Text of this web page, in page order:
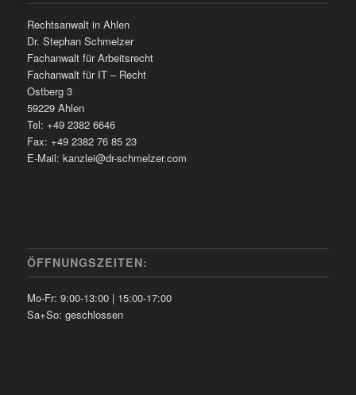
Rechtsanwalt in Ahlen
Dr. Stephan Schmelzer
Fachanwalt für Arbeitsrecht
Fachanwalt für IT – Recht
Ostberg 3
59229 Ahlen
Tel: +49 2382 6646
Fax: +49 2382 76 85 23
E-Mail: kanzlei@dr-schmelzer.com
ÖFFNUNGSZEITEN:
Mo-Fr: 9:00-13:00 | 15:00-17:00
Sa+So: geschlossen